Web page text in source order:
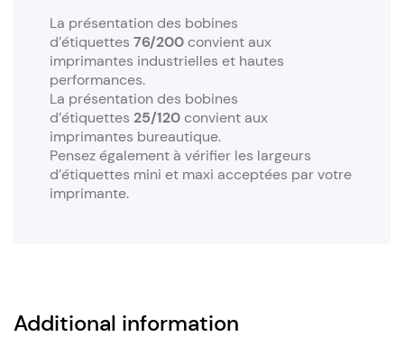
La présentation des bobines
d’étiquettes 76/200convient aux
imprimantes industrielles et hautes
performances.
La présentation des bobines
d’étiquettes 25/120convient aux
imprimantes bureautique.
Pensez également à vérifier les largeurs
d’étiquettes mini et maxi acceptées par votre
imprimante.
Additional information